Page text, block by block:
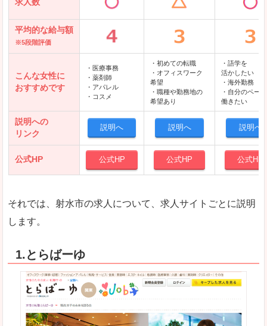
求人数
平均的な給与額
※5段階評価
こんな女性に
おすすめです
・医療事務
・薬剤師
・アパレル
・コスメ
・初めての転職
・オフィスワーク
希望
・職種や勤務地の
希望あり
・語学を
活かしたい
・海外勤務
・自分のペー
働きたい
説明への
リンク
説明へ 説明へ 説明へ
公式HP 公式HP 公式HP 公式HP
それでは、射水市の求人について、求人サイトごとに説明
します。
1.とらばーゆ